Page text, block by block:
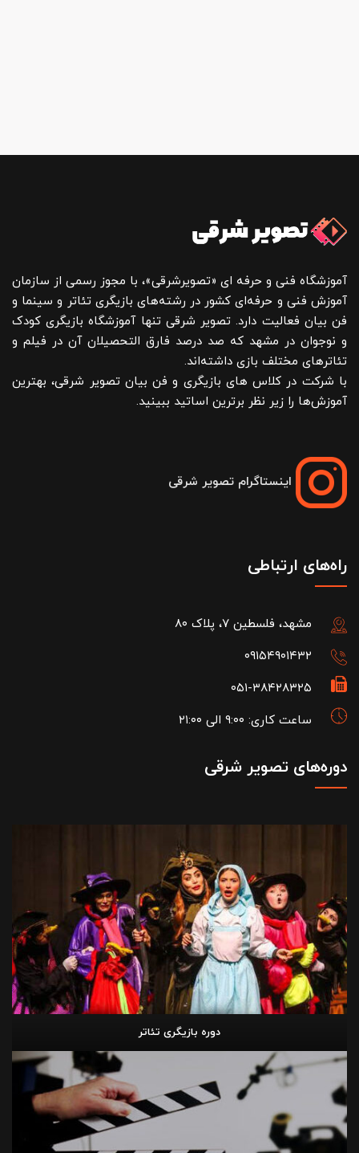
آموزشگاه فنی و حرفه ای «تصویرشرقی»، با مجوز رسمی از سازمان
آموزش فنی و حرفه‌ای کشور در رشته‌های بازیگری تئاتر و سینما و
فن بیان فعالیت دارد. تصویر شرقی تنها آموزشگاه بازیگری کودک
و نوجوان در مشهد که صد درصد فارق التحصیلان آن در فیلم و
تئاترهای مختلف بازی داشته‌اند.
با شرکت در کلاس های بازیگری و فن بیان تصویر شرقی، بهترین
آموزش‌ها را زیر نظر برترین اساتید ببینید.
اینستاگرام تصویر شرقی
راه‌های ارتباطی
مشهد، فلسطین ۷، پلاک ۸۰
۰۹۱۵۴۹۰۱۴۳۲
۰۵۱-۳۸۴۲۸۳۲۵
ساعت کاری: ۹:۰۰ الی ۲۱:۰۰
دوره‌های تصویر شرقی
دوره بازیگری تئاتر